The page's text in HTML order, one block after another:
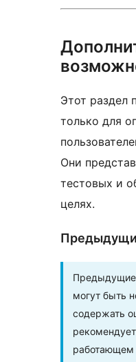
Этот раздел
только для
Они
тестовых и
целях.
Предыдущие
могут быть
содержать
работающем